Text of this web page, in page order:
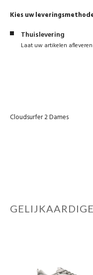
Kies uw
Thuislevering
Laat uw artikelen
Cloudsurfer 2 Dames